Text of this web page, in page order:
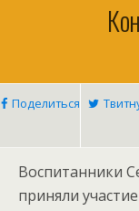
Поделиться
Воспитанники
приняли